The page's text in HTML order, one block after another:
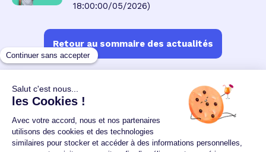
18:00:00/05/2026)
Retour au sommaire des actualités
Un crédit vous engage et doit être remboursé.
Vérifiez vos capacités de remboursement avant de